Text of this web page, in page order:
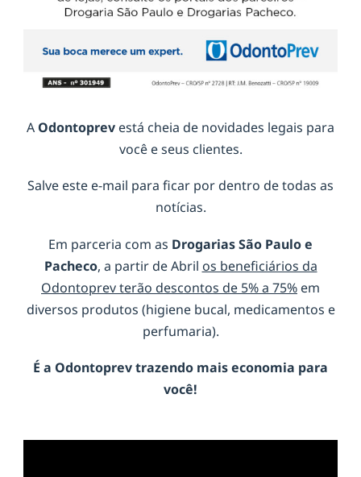
A Odontoprev está cheia de novidades legais para
você e seus clientes.
Salve este e-mail para ficar por dentro de todas as
notícias.
Em parceria com as Drogarias São Paulo e
Pacheco, a partir de Abril os beneficiários da
Odontoprev terão descontos de 5% a 75% em
diversos produtos (higiene bucal, medicamentos e
perfumaria).
É a Odontoprevtrazendo mais economia para
você!